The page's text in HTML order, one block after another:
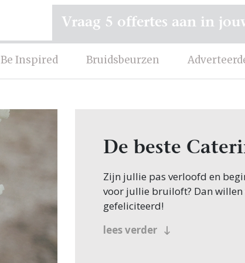
Be Inspired Bruidsbeurzen
Vraag 5 offertes aan in
De beste
Zijn jullie pas verloofd en
voor jullie bruiloft? Dan willen
gefeliciteerd!
Veel bruidsparen beginnen
lees verder